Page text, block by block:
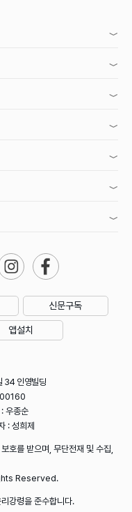
신문구독
앱설치
34 인영빌딩
우종순
: 성희제
호를 받으며, 무단전재 및 수집,
Reserved.
강령을 준수합니다.